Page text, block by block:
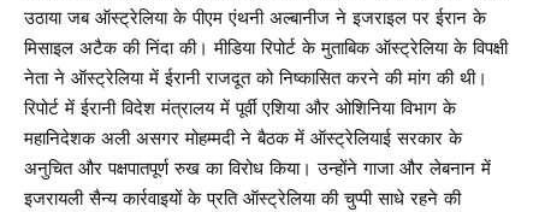
उठाया जब ऑस्ट्रेलिया के पीएम एंथनी अल्बानीज ने इजराइल पर ईरान के
मिसाइल अटैक की निंदा की। मीडिया रिपोर्ट के मुताबिक ऑस्ट्रेलिया के विपक्षी
नेता ने ऑस्ट्रेलिया में ईरानी राजदूत को निष्कासित करने की मांग की थी।
रिपोर्ट में ईरानी विदेश मंत्रालय में पूर्वी एशिया और ओशिनिया विभाग के
महानिदेशक अली असगर मोहम्मदी ने बैठक में ऑस्ट्रेलियाई सरकार के
अनुचित और पक्षपातपूर्ण रुख का विरोध किया। उन्होंने गाजा और लेबनान में
इजरायली सैन्य कार्रवाइयों के प्रति ऑस्ट्रेलिया की चुप्पी साधे रहने की